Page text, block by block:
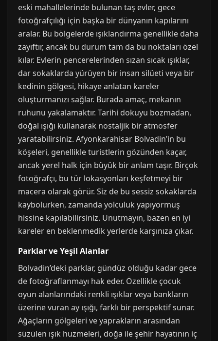
eski mahallelerinde bulunan taş evler, gece
fotoğrafçılığı için başka bir dünyanın kapılarını
aralar. Bu bölgelerde ışıklandırma genellikle daha
zayıftır, ancak bu durum tam da bu noktaları özel
kılar. Evlerin pencerelerinden sızan sıcak ışıklar,
dar sokaklarda yürüyen bir insan silüeti veya bir
kedinin gölgesi, hikaye anlatan kareler
oluşturmanızı sağlar. Burada amaç, mekanın
ruhunu yakalamaktır. Tarihi dokuyu bozmadan,
doğal ışığı kullanarak nostaljik bir atmosfer
yaratabilirsiniz. Afyonkarahisar Bolvadin’in bu
köşeleri, genellikle turistlerin gözünden kaçar,
ancak yerel halk için büyük bir anlam taşır. Birçok
fotoğrafçı, bu tür lokasyonları keşfetmeyi bir
macera olarak görür. Siz de bu sessiz sokaklarda
kaybolurken, zamanda yolculuk yapıyormuş
hissine kapılabilirsiniz. Unutmayın, bazen en iyi
kareler en beklenmedik yerlerde karşınıza çıkar.
Parklar ve Yeşil Alanlar
Bolvadin’deki parklar, gündüz olduğu kadar gece
de fotoğraflanmayı hak eder. Özellikle çocuk
oyun alanlarındaki renkli ışıklar veya bankların
üzerine vuran ay ışığı, farklı bir perspektif sunar.
Ağaçların gölgeleri ve yaprakların arasından
süzülen ışık huzmeleri, doğa ile şehir hayatının iç